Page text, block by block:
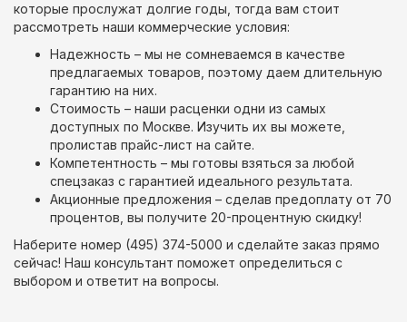
которые прослужат долгие годы, тогда вам стоит
рассмотреть наши коммерческие условия:
Надежность – мы не сомневаемся в качестве
предлагаемых товаров, поэтому даем длительную
гарантию на них.
Стоимость – наши расценки одни из самых
доступных по Москве. Изучить их вы можете,
пролистав прайс-лист на сайте.
Компетентность – мы готовы взяться за любой
спецзаказ с гарантией идеального результата.
Акционные предложения – сделав предоплату от 70
процентов, вы получите 20-процентную скидку!
Наберите номер (495) 374-5000 и сделайте заказ прямо
сейчас! Наш консультант поможет определиться с
выбором и ответит на вопросы.